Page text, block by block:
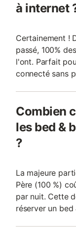
à internet
Certainement !
passé, 100%
l'ont. Parfait
connecté sans
Combien
les bed &
?
La majeure
Père (100 %)
par nuit. Cette
réserver un